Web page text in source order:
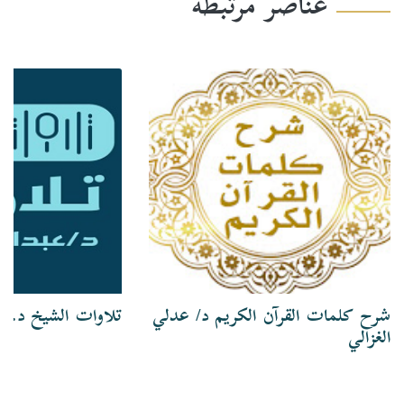
شرح كلمات القرآن الكريم د/ عدلي
الغزالي
تلاوات الشيخ د.